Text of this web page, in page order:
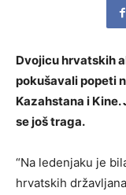
Dvojicu hrvatskih
pokušavali popeti
Kazahstana i
se još traga.
“Na ledenjaku je
hrvatskih